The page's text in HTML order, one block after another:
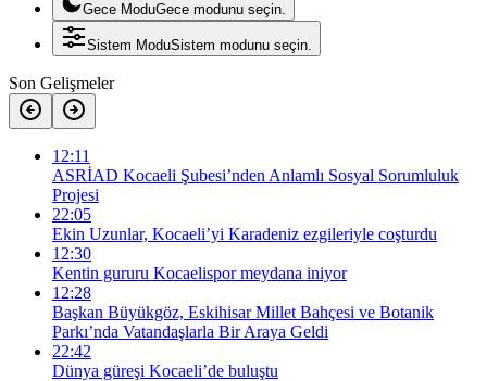
Gece ModuGece modunu seçin.
Sistem ModuSistem modunu seçin.
Son Gelişmeler
12:11
ASRİAD Kocaeli Şubesi’nden Anlamlı Sosyal Sorumluluk
Projesi
22:05
Ekin Uzunlar, Kocaeli’yi Karadeniz ezgileriyle coşturdu
12:30
Kentin gururu Kocaelispor meydana iniyor
12:28
Başkan Büyükgöz, Eskihisar Millet Bahçesi ve Botanik
Parkı’nda Vatandaşlarla Bir Araya Geldi
22:42
Dünya güreşi Kocaeli’de buluştu